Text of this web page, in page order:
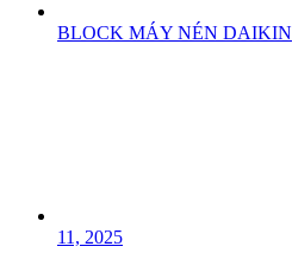
BLOCK MÁY NÉN DAIKIN
11, 2025